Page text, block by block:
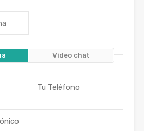
Video chat